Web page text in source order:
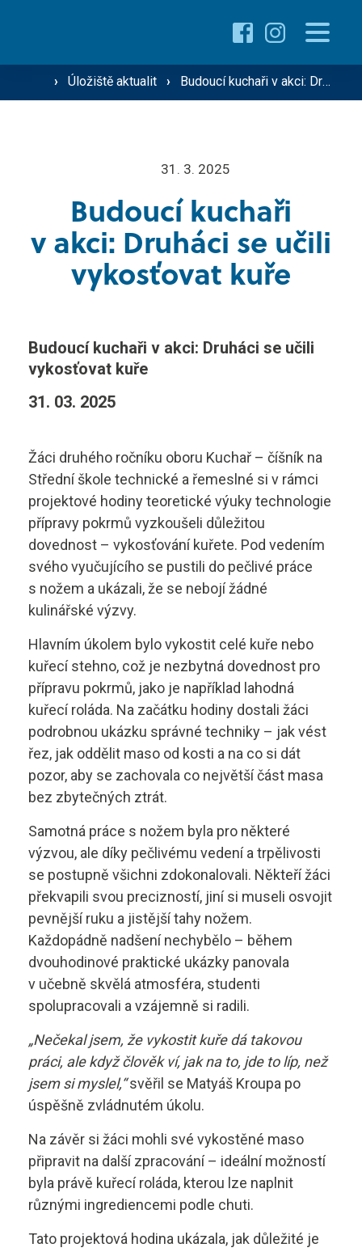
Přehled oborů ›
Technik silniční dopravy
Operátor silniční dopravy
Mechanik zemědělské techniky
Diagnostik motorových vozidel
Elektrotechnik
Automechanik
Řezník - uzenář
Kuchař - číšník
Cukrář
Dopravní a letecký technik
Diagnostik zemědělské techniky
Dopravní technik
Technolog výroby potravin
Pro žáky
Vzdělávání dospělých
Střediska školy
Gastro ›
Technické obory ›
Základní informace
Školící středisko
Rady a informace
Studijní materiály
Ceník
Projekt ECDL
Kontakty autoškoly
Skupina B
Skupina B+E
Skupina C
Skupina C+E
Skupina T
Skupina L17
Kurz po zadržení ŘP
Kondiční jízdy
Aktuality
vyhledávání
Bakaláři
Microsoft 365
+420 495 490 328
sstrnb@sstrnb.cz
Virtuální prohlídka
› Úložiště aktualit › Budoucí kuchaři v akci: Druháci se učili vykosťovat kuře
31. 3. 2025
Budoucí kuchaři
v akci: Druháci se učili
vykosťovat kuře
Budoucí kuchaři v akci: Druháci se učili
vykosťovat kuře
31. 03. 2025
Žáci druhého ročníku oboru Kuchař – číšník na
Střední škole technické a řemeslné si v rámci
projektové hodiny teoretické výuky technologie
přípravy pokrmů vyzkoušeli důležitou
dovednost – vykosťování kuřete. Pod vedením
svého vyučujícího se pustili do pečlivé práce
s nožem a ukázali, že se nebojí žádné
kulinářské výzvy.
Hlavním úkolem bylo vykostit celé kuře nebo
kuřecí stehno, což je nezbytná dovednost pro
přípravu pokrmů, jako je například lahodná
kuřecí roláda. Na začátku hodiny dostali žáci
podrobnou ukázku správné techniky – jak vést
řez, jak oddělit maso od kosti a na co si dát
pozor, aby se zachovala co největší část masa
bez zbytečných ztrát.
Samotná práce s nožem byla pro některé
výzvou, ale díky pečlivému vedení a trpělivosti
se postupně všichni zdokonalovali. Někteří žáci
překvapili svou precizností, jiní si museli osvojit
pevnější ruku a jistější tahy nožem.
Každopádně nadšení nechybělo – během
dvouhodinové praktické ukázky panovala
v učebně skvělá atmosféra, studenti
spolupracovali a vzájemně si radili.
„Nečekal jsem, že vykostit kuře dá takovou
práci, ale když člověk ví, jak na to, jde to líp, než
jsem si myslel,“svěřil se Matyáš Kroupa po
úspěšně zvládnutém úkolu.
Na závěr si žáci mohli své vykostěné maso
připravit na další zpracování – ideální možností
byla právě kuřecí roláda, kterou lze naplnit
různými ingrediencemi podle chuti.
Tato projektová hodina ukázala, jak důležité je